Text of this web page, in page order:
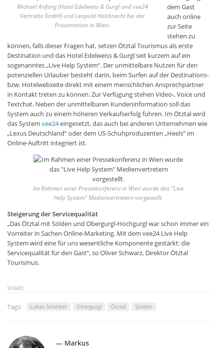
Michael Anfang (Hotel Edelweiss & Gurgl und vee24
Vertriebs GmbH) und Leopold Holzknecht bei der
Präsentation in Wien.
dem Gast
auch online
zur Seite
stehen zu
können, falls dieser Fragen hat, setzen Ötztal Tourismus als erste
Destination und das Hotel Edelweiss & Gurgl seit kurzem auf ein
sogenanntes „Live Help System“. Der unmittelbare Nutzen für den
potenziellen Urlauber besteht darin, beim Surfen auf der Destinations-
bzw. Hotelwebseite direkt mit einem menschlichen Ansprechpartner
in Kontakt treten zu können. Zur Verfügung stehen Video-, Voice und
Textchat. Neben der unmittelbaren Kundeninformation soll das
System auch zu einem höheren Verkaufserfolg führen. Im Ötztal wird
das System vee24eingesetzt, das auch bei anderen Unternehmen wie
„Lexus Deutschland“ oder dem US-Schuhproduzenten „Heels“ im
Online-Auftritt integriert ist.
Im Rahmen einer Pressekonferenz in Wien wurde das "Live
Help System" Medienvertretern vorgestellt.
Steigerung der Servicequalität
„Das Ötztal mit Sölden und Obergurgl-Hochgurgl war schon immer ein
Vorreiter in Sachen Online-Marketing. Mit dem vee24 Live Help
System wird eine für uns wesentliche Komponente gestärkt: die
Servicequalität für den Gast“, so Oliver Schwarz, Direktor Ötztal
Tourismus.
SHARE
Tags: Lukas Scheiber Obergurgl Ötztal Sölden
— Markus